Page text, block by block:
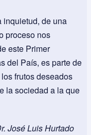
inquietud, de una
proceso nos
este Primer
del País, es parte de
frutos deseados
la sociedad a la que
José Luis Hurtado